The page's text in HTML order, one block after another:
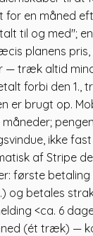
for en måned
til og med";
planens pris,
— træk altid
forbi den 1.,
er brugt op.
ikke
af Stripe
første
og betales
<ca. 6
(ét træk) —